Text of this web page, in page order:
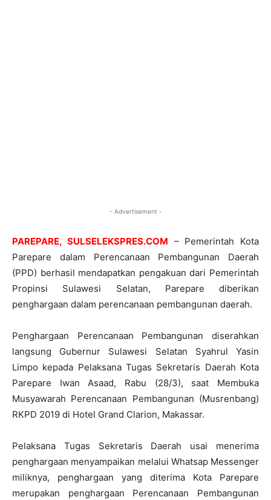
- Advertisement -
PAREPARE, SULSELEKSPRES.COM – Pemerintah Kota
Parepare dalam Perencanaan Pembangunan Daerah
(PPD) berhasil mendapatkan pengakuan dari Pemerintah
Propinsi Sulawesi Selatan, Parepare diberikan
penghargaan dalam perencanaan pembangunan daerah.
Penghargaan Perencanaan Pembangunan diserahkan
langsung Gubernur Sulawesi Selatan Syahrul Yasin
Limpo kepada Pelaksana Tugas Sekretaris Daerah Kota
Parepare Iwan Asaad, Rabu (28/3), saat Membuka
Musyawarah Perencanaan Pembangunan (Musrenbang)
RKPD 2019 di Hotel Grand Clarion, Makassar.
Pelaksana Tugas Sekretaris Daerah usai menerima
penghargaan menyampaikan melalui Whatsap Messenger
miliknya, penghargaan yang diterima Kota Parepare
merupakan penghargaan Perencanaan Pembangunan